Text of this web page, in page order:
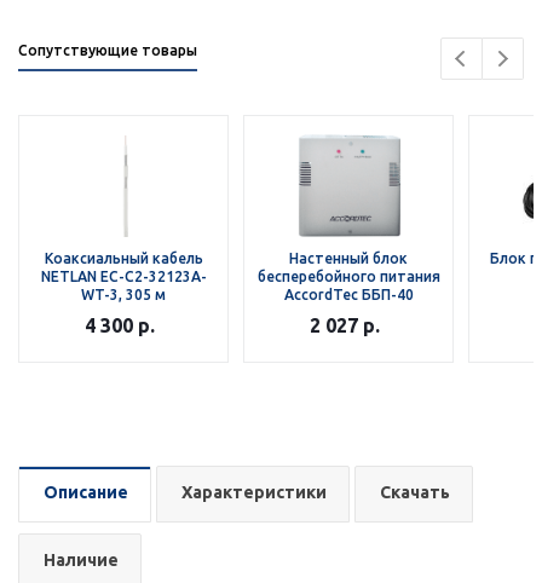
Сопутствующие товары
Коаксиальный кабель
NETLAN EC-C2-32123A-
WT-3, 305 м
4 300р.
Настенный блок
бесперебойного питания
AccordTec ББП-40
2 027р.
Блок
Описание Характеристики Скачать
Наличие